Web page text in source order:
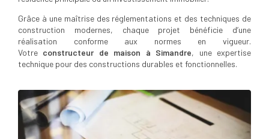
Grâce à une maîtrise des réglementations et des techniques de
construction modernes, chaque projet bénéficie d’une
réalisation conforme aux normes en vigueur.
Votre constructeur de maison à Simandre, une expertise
technique pour des constructions durables et fonctionnelles.